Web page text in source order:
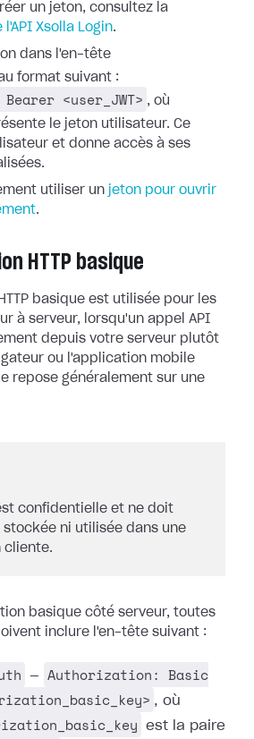
un jeton, consultez la
Xsolla Login.
dans l'en-tête
format suivant :
<user_JWT> , où
le jeton utilisateur. Ce
et donne accès à ses
utiliser un jeton pour ouvrir
.
HTTP basique
basique est utilisée pour les
à serveur, lorsqu'un appel API
depuis votre serveur plutôt
ou l'application mobile
repose généralement sur une
confidentielle et ne doit
stockée ni utilisée dans une
cliente.
basique côté serveur, toutes
inclure l'en-tête suivant :
—
Authorization: Basic
, où
est la paire